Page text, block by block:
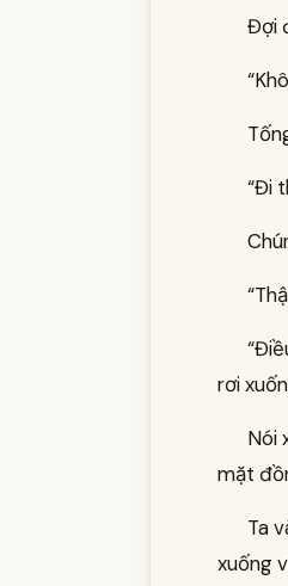
Đợi
“Đi
rơi
Nói
mặt
Ta
xuống